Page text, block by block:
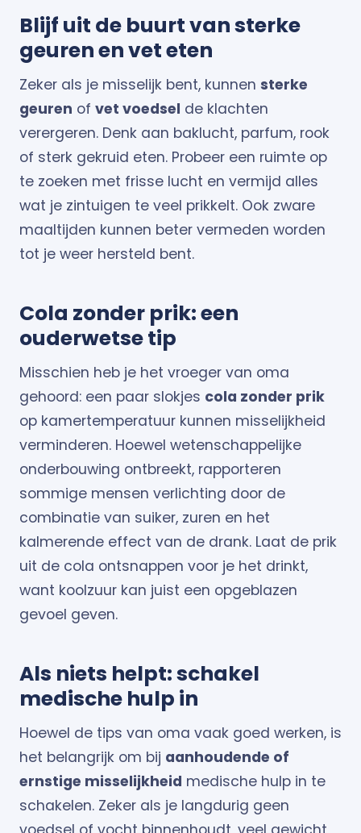
Blijf uit de buurt van sterke
geuren en vet eten
Zeker als je misselijk bent, kunnen sterke
geuren of vet voedsel de klachten
verergeren. Denk aan baklucht, parfum, rook
of sterk gekruid eten. Probeer een ruimte op
te zoeken met frisse lucht en vermijd alles
wat je zintuigen te veel prikkelt. Ook zware
maaltijden kunnen beter vermeden worden
tot je weer hersteld bent.
Cola zonder prik: een
ouderwetse tip
Misschien heb je het vroeger van oma
gehoord: een paar slokjes cola zonder prik
op kamertemperatuur kunnen misselijkheid
verminderen. Hoewel wetenschappelijke
onderbouwing ontbreekt, rapporteren
sommige mensen verlichting door de
combinatie van suiker, zuren en het
kalmerende effect van de drank. Laat de prik
uit de cola ontsnappen voor je het drinkt,
want koolzuur kan juist een opgeblazen
gevoel geven.
Als niets helpt: schakel
medische hulp in
Hoewel de tips van oma vaak goed werken, is
het belangrijk om bij aanhoudende of
ernstige misselijkheid medische hulp in te
schakelen. Zeker als je langdurig geen